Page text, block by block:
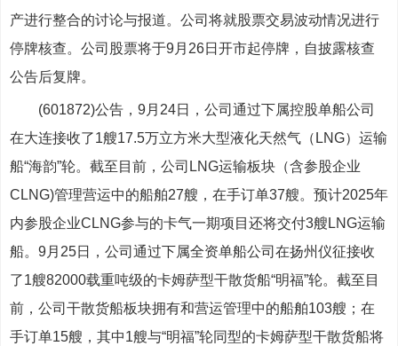
产进行整合的讨论与报道。公司将就股票交易波动情况进行
停牌核查。公司股票将于9月26日开市起停牌，自披露核查
公告后复牌。
(601872)公告，9月24日，公司通过下属控股单船公司
在大连接收了1艘17.5万立方米大型液化天然气（LNG）运输
船“海韵”轮。截至目前，公司LNG运输板块（含参股企业
CLNG)管理营运中的船舶27艘，在手订单37艘。预计2025年
内参股企业CLNG参与的卡气一期项目还将交付3艘LNG运输
船。9月25日，公司通过下属全资单船公司在扬州仪征接收
了1艘82000载重吨级的卡姆萨型干散货船“明福”轮。截至目
前，公司干散货船板块拥有和营运管理中的船舶103艘；在
手订单15艘，其中1艘与“明福”轮同型的卡姆萨型干散货船将